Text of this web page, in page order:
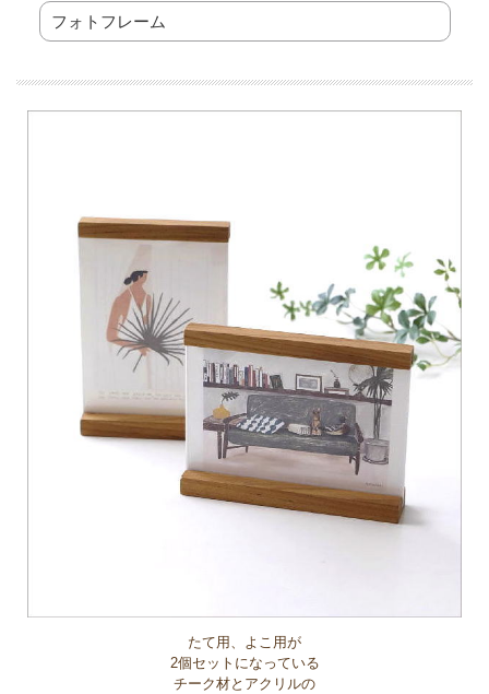
フォトフレーム
たて用、よこ用が
2個セットになっている
チーク材とアクリルの